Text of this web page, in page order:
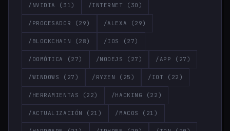
/NVIDIA (31) /INTERNET (30)
/PROCESADOR (29) /ALEXA (29)
/BLOCKCHAIN (28) /IOS (27)
/DOMÓTICA (27) /NODEJS (27) /APP (27)
/WINDOWS (27) /RYZEN (25) /IOT (22)
/HERRAMIENTAS (22) /HACKING (22)
/ACTUALIZACIÓN (21) /MACOS (21)